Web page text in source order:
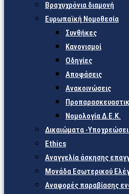
Βραχυχρόνια διαμονή
Ευρωπαϊκή Νομοθεσία
Συνθήκες
Κανονισμοί
Οδηγίες
Αποφάσεις
Ανακοινώσεις
Νομολογία Δ.Ε.Κ.
Δικαιώματα -
Ethics
Αναγγελία άσκησης
Μονάδα Εσωτερικού
Αναφορές παραβίασης